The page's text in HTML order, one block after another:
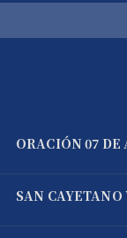
ORACIÓN 07 DE
SAN CAYETANO